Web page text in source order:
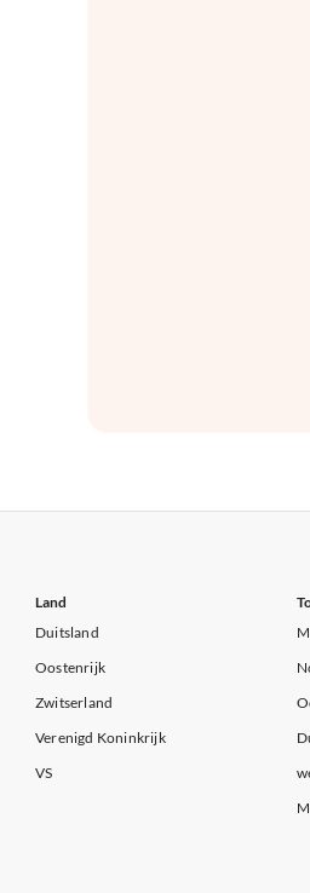
Land
Duitsland
Oostenrijk
Zwitserland
Verenigd Koninkrijk
VS